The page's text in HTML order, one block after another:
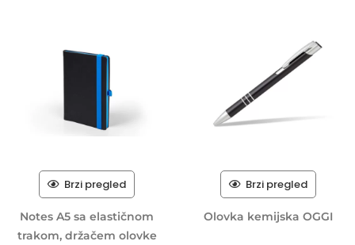
Brzi pregled
Notes A5 sa elastičnom
trakom, držačem olovke
Brzi pregled
Olovka kemijska OGGI